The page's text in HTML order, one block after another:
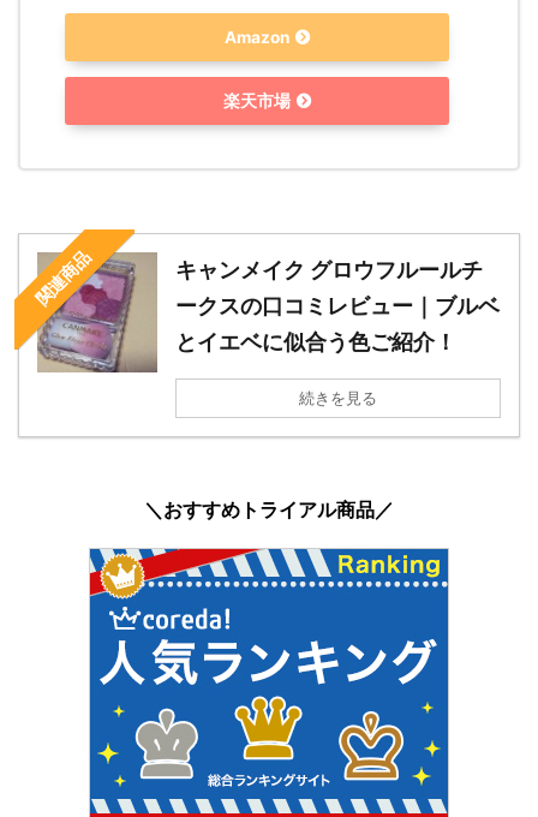
Amazon
楽天市場
関連商品
キャンメイク グロウフルールチ
ークスの口コミレビュー｜ブルベ
とイエベに似合う色ご紹介！
続きを見る
＼おすすめトライアル商品／